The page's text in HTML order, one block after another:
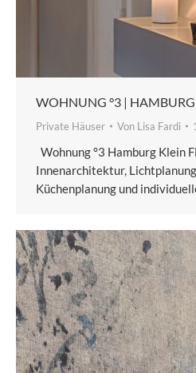
WOHNUNG °3 | HAMBURG
Private Häuser Von Lisa Fardi
Wohnung °3 Hamburg Klein
Innenarchitektur,
Küchenplanung und